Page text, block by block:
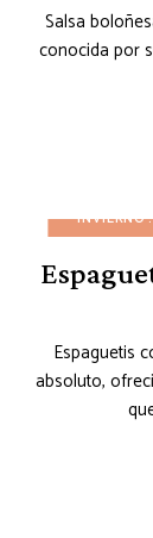
Salsa
conocida por
INVIERNO
Espaguetis
absoluto,